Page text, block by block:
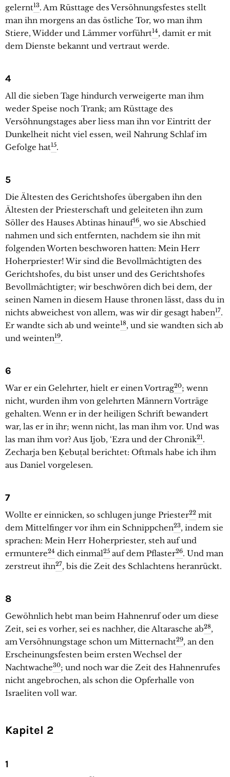
gelernt13. Am Rüsttage des Versöhnungsfestes stellt
man ihn morgens an das östliche Tor, wo man ihm
Stiere, Widder und Lämmer vorführt14, damit er mit
dem Dienste bekannt und vertraut werde.
4
All die sieben Tage hindurch verweigerte man ihm
weder Speise noch Trank; am Rüsttage des
Versöhnungstages aber liess man ihn vor Eintritt der
Dunkelheit nicht viel essen, weil Nahrung Schlaf im
Gefolge hat15.
5
Die Ältesten des Gerichtshofes übergaben ihn den
Ältesten der Priesterschaft und geleiteten ihn zum
Söller des Hauses Abtinas hinauf16, wo sie Abschied
nahmen und sich entfernten, nachdem sie ihn mit
folgenden Worten beschworen hatten: Mein Herr
Hoherpriester! Wir sind die Bevollmächtigten des
Gerichtshofes, du bist unser und des Gerichtshofes
Bevollmächtigter; wir beschwören dich bei dem, der
seinen Namen in diesem Hause thronen lässt, dass du in
nichts abweichest von allem, was wir dir gesagt haben17.
Er wandte sich ab und weinte18, und sie wandten sich ab
und weinten19.
6
War er ein Gelehrter, hielt er einen Vortrag20; wenn
nicht, wurden ihm von gelehrten Männern Vorträge
gehalten. Wenn er in der heiligen Schrift bewandert
war, las er in ihr; wenn nicht, las man ihm vor. Und was
las man ihm vor? Aus Ijob, ‘Ezra und der Chronik21.
Zecharja ben Ḳebuṭal berichtet: Oftmals habe ich ihm
aus Daniel vorgelesen.
7
Wollte er einnicken, so schlugen junge Priester22 mit
dem Mittelfinger vor ihm ein Schnippchen23, indem sie
sprachen: Mein Herr Hoherpriester, steh auf und
ermuntere24 dich einmal25 auf dem Pflaster26. Und man
zerstreut ihn27, bis die Zeit des Schlachtens heranrückt.
8
Gewöhnlich hebt man beim Hahnenruf oder um diese
Zeit, sei es vorher, sei es nachher, die Altarasche ab28,
am Versöhnungstage schon um Mitternacht29, an den
Erscheinungsfesten beim ersten Wechsel der
Nachtwache30; und noch war die Zeit des Hahnenrufes
nicht angebrochen, als schon die Opferhalle von
Israeliten voll war.
Kapitel 2
1